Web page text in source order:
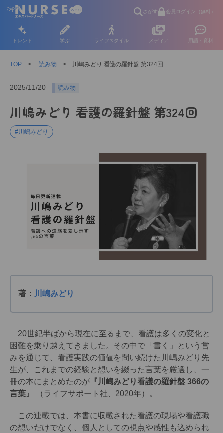
さがす 会員ログイン（無料）
トレンド 学ぶ ライフスタイル メディア 用語・資料
TOP 読み物 川嶋みどり 看護の羅針盤 第324回
2025/11/20 読み物
川嶋みどり 看護の羅針盤 第324回
#川嶋みどり
著： 川嶋みどり
20世紀半ばから現在に至るまで、看護は多くの変化と
困難を乗り越えてきました。その中で「書く」という営
みを通じて、看護実践の価値を問い続けた川嶋みどり先
生が、これまでの経験と想いを綴った言葉を厳選し、一
冊の本にまとめたのが 『川嶋みどり看護の羅針盤 366の
言葉』
（ライフサポート社、2020年）。
この連載では、本書に収載された看護の現場や看護職
の想いだけでなく、個人としての視点や感性も込められ